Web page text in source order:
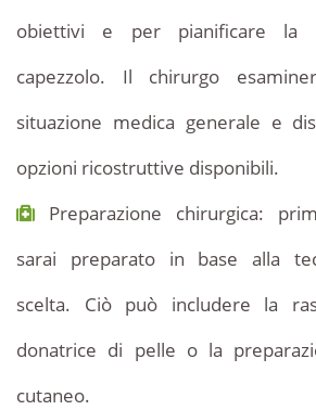
obiettivi e per pianificare la
capezzolo. Il chirurgo
situazione medica generale e
opzioni ricostruttive disponibili.
Preparazione chirurgica:
sarai preparato in base alla
scelta. Ciò può includere la
donatrice di pelle o la
cutaneo.